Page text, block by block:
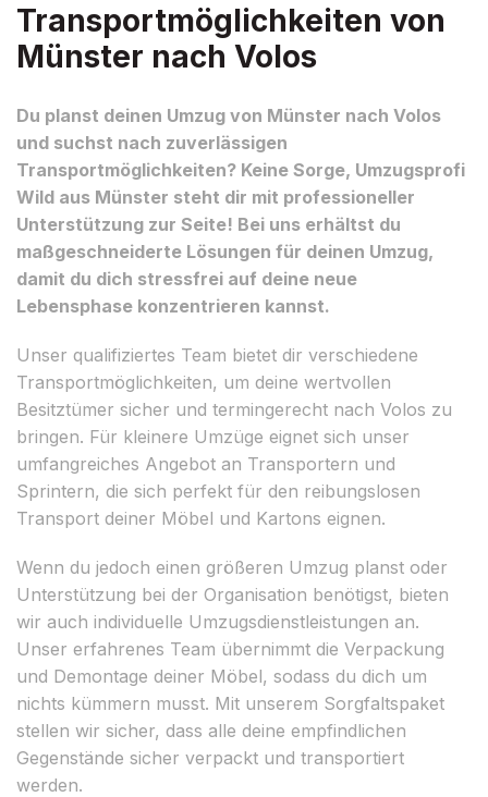
Transportmöglichkeiten von
Münster nach Volos
Du planst deinen Umzug von Münster nach Volos
und suchst nach zuverlässigen
Transportmöglichkeiten? Keine Sorge, Umzugsprofi
Wild aus Münster steht dir mit professioneller
Unterstützung zur Seite! Bei uns erhältst du
maßgeschneiderte Lösungen für deinen Umzug,
damit du dich stressfrei auf deine neue
Lebensphase konzentrieren kannst.
Unser qualifiziertes Team bietet dir verschiedene
Transportmöglichkeiten, um deine wertvollen
Besitztümer sicher und termingerecht nach Volos zu
bringen. Für kleinere Umzüge eignet sich unser
umfangreiches Angebot an Transportern und
Sprintern, die sich perfekt für den reibungslosen
Transport deiner Möbel und Kartons eignen.
Wenn du jedoch einen größeren Umzug planst oder
Unterstützung bei der Organisation benötigst, bieten
wir auch individuelle Umzugsdienstleistungen an.
Unser erfahrenes Team übernimmt die Verpackung
und Demontage deiner Möbel, sodass du dich um
nichts kümmern musst. Mit unserem Sorgfaltspaket
stellen wir sicher, dass alle deine empfindlichen
Gegenstände sicher verpackt und transportiert
werden.